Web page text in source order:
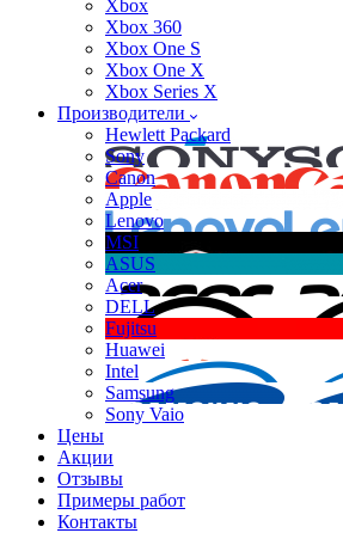
Xbox
Xbox 360
Xbox One S
Xbox One X
Xbox Series X
Производители
Hewlett Packard
Sony
Canon
Apple
Lenovo
MSI
ASUS
Acer
DELL
Fujitsu
Huawei
Intel
Samsung
Sony Vaio
Цены
Акции
Отзывы
Примеры работ
Контакты